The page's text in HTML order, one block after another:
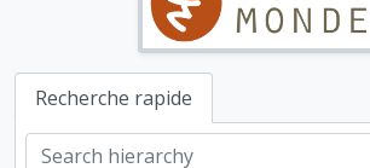
Recherche rapide